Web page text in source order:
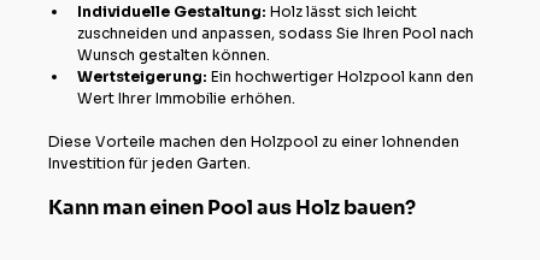
Individuelle Gestaltung: Holz lässt sich leicht
zuschneiden und anpassen, sodass Sie Ihren Pool nach
Wunsch gestalten können.
Wertsteigerung: Ein hochwertiger Holzpool kann den
Wert Ihrer Immobilie erhöhen.
Diese Vorteile machen den Holzpool zu einer lohnenden
Investition für jeden Garten.
Kann man einen Pool aus Holz bauen?